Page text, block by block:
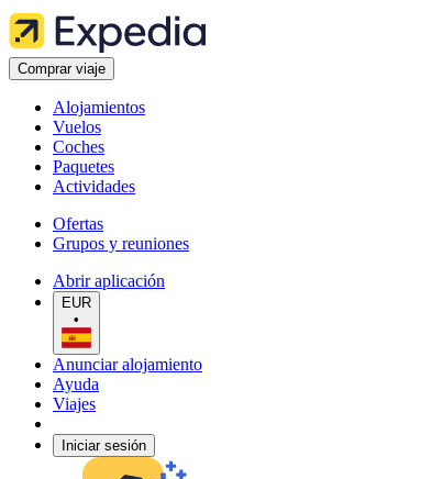
Comprar viaje
Alojamientos
Vuelos
Coches
Paquetes
Actividades
Ofertas
Grupos y reuniones
Abrir aplicación
EUR
•
Anunciar alojamiento
Ayuda
Viajes
Iniciar sesión